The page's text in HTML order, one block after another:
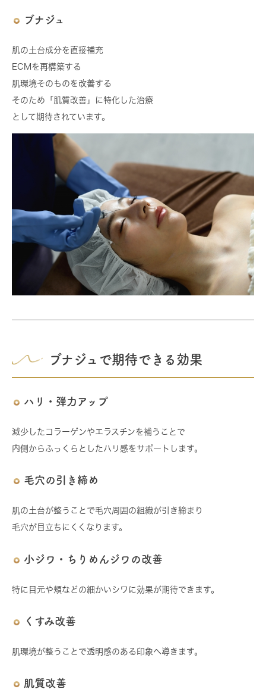
ブナジュ
肌の土台成分を直接補充
ECMを再構築する
肌環境そのものを改善する
そのため「肌質改善」に特化した治療
として期待されています。
ブナジュで期待できる効果
ハリ・弾力アップ
減少したコラーゲンやエラスチンを補うことで
内側からふっくらとしたハリ感をサポートします。
毛穴の引き締め
肌の土台が整うことで毛穴周囲の組織が引き締まり
毛穴が目立ちにくくなります。
小ジワ・ちりめんジワの改善
特に目元や頬などの細かいシワに効果が期待できます。
くすみ改善
肌環境が整うことで透明感のある印象へ導きます。
肌質改善